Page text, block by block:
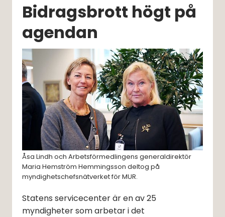
Bidragsbrott högt på
agendan
Åsa Lindh och Arbetsförmedlingens generaldirektör
Maria Hemström Hemmingsson deltog på
myndighetschefsnätverket för MUR.
Statens servicecenter är en av 25
myndigheter som arbetar i det